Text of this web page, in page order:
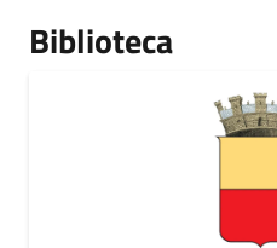
Biblioteca